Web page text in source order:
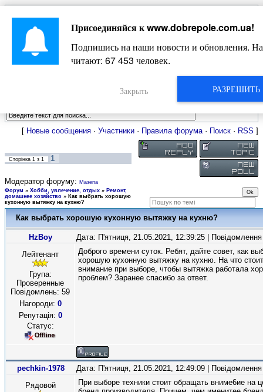
Главная
Новости
Довідкова
Фото
Оголошення
Видео
Жизнь Добропольского края
[ Новые сообщения · Участники · Правила форума· Поиск · RSS ]
Сторінка 1 з 1 1
Модератор форуму: Мазепа
Форум » Хобби, увлечение, отдых » Ремонт,
домашнее хозяйство » Как выбрать хорошую
кухонную вытяжку на кухню?
Как выбрать хорошую кухонную вытяжку на кухню?
HzBoy
Дата: П'ятниця, 21.05.2021, 12:39:25 |
Лейтенант
Група:
Проверенные
Повідомлень: 59
Нагороди: 0
Репутація: 0
Статус:
Доброго времени суток. Ребят, дайте совет, как
хорошую кухонную вытяжку на кухню. На что
внимание при выборе, чтобы вытяжка работала
проблем? Заранее спасибо за ответ.
pechkin-1978
Дата: П'ятниця, 21.05.2021, 12:49:09 |
Рядовой
При выборе техники стоит обращать вниме6ие на
Присоединяйся кwww.dobrepole.com.ua!
Подпишись на наши новости и обновления.
читают: 67 453 человек.
РАЗРЕШИТЬ
Закрыть